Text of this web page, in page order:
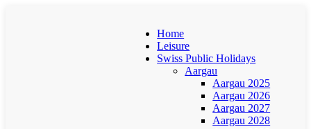
Home
Leisure
Swiss Public Holidays
Aargau
Aargau 2025
Aargau 2026
Aargau 2027
Aargau 2028